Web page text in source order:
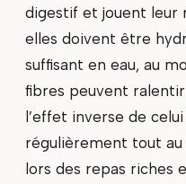
digestif et jouent leur
elles doivent être
suffisant en eau, au
fibres peuvent
l’effet inverse de
régulièrement tout
lors des repas riches